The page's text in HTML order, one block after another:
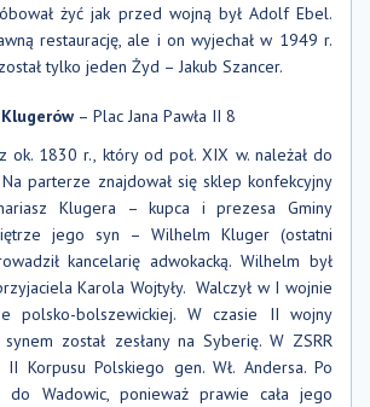
żyć jak przed wojną był Adolf Ebel.
restaurację, ale i on wyjechał w 1949 r.
tylko jeden Żyd – Jakub Szancer.
– Plac Jana Pawła II 8
ok. 1830 r., który od poł. XIX w. należał do
parterze znajdował się sklep konfekcyjny
Klugera – kupca i prezesa Gminy
jego syn – Wilhelm Kluger (ostatni
kancelarię adwokacką. Wilhelm był
Karola Wojtyły. Walczył w I wojnie
polsko-bolszewickiej. W czasie II wojny
został zesłany na Syberię. W ZSRR
Korpusu Polskiego gen. Wł. Andersa. Po
do Wadowic, ponieważ prawie cała jego